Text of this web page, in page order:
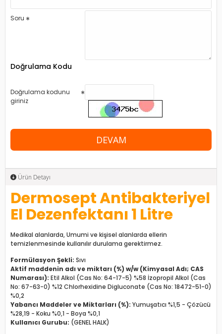
Soru
Doğrulama Kodu
Doğrulama kodunu
giriniz
DEVAM
Ürün Detayı
Dermosept Antibakteriyel
El Dezenfektanı 1 Litre
Medikal alanlarda, Umumi ve kişisel alanlarda ellerin
temizlenmesinde kullanılır durulama gerektirmez.
Formülasyon Şekli: Sıvı
Aktif maddenin adı ve miktarı (%) w/w (Kimyasal Adı; CAS
Numarası): Etil Alkol (Cas No: 64-17-5) %58 İzopropil Alkol (Cas
No: 67-63-0) %12 Chlorhexidine Digluconate (Cas No: 18472-51-0)
%0,2
Yabancı Maddeler ve Miktarları (%): Yumuşatıcı %1,5 - Çözücü
%28,19 - Koku %0,1 - Boya %0,1
Kullanıcı Gurubu: (GENEL HALK)